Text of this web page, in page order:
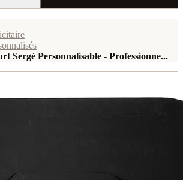
Sergé Personnalisable - Professionne...